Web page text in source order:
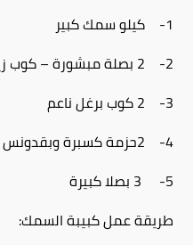
1- كيلو سمك كبير
2- 2 بصلة مبشورة – كوب زيت
3- 2 كوب برغل ناعم
4- 2حزمة كسبرة وبقدونس
5- 3 بصلا كبيرة
طريقة عمل كبيبة السمك: